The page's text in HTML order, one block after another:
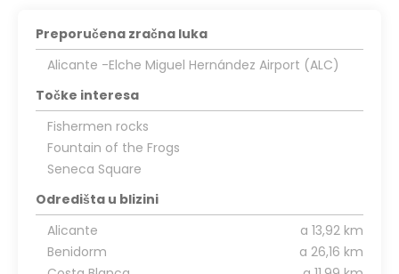
Preporučena zračna luka
Alicante -Elche Miguel Hernández Airport (ALC)
Točke interesa
Fishermen rocks
Fountain of the Frogs
Seneca Square
Odredišta u blizini
Alicante
a 13,92 km
Benidorm
a 26,16 km